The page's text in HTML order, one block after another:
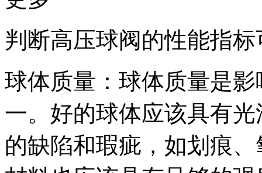
判断高压球阀的性能指
球体质量：球体质量是
一。好的球体应该具有
的缺陷和瑕疵，如划痕